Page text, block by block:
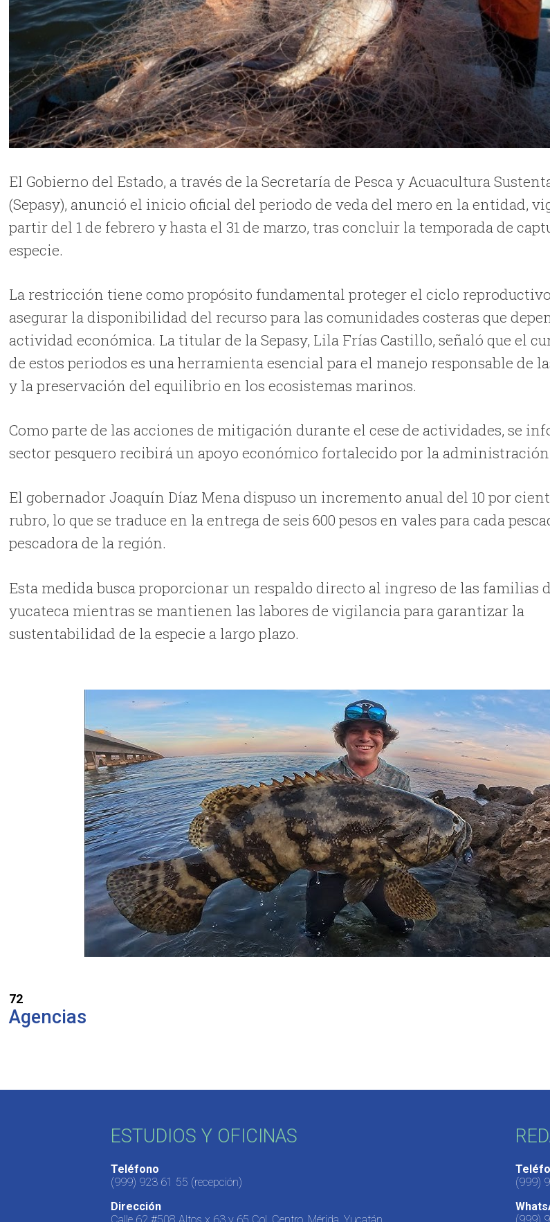
El Gobierno del Estado, a través de la Secretaría de Pesca y Acuacultura
(Sepasy), anunció el inicio oficial del periodo de veda del mero en la entidad,
partir del 1 de febrero y hasta el 31 de marzo, tras concluir la temporada de
especie.
La restricción tiene como propósito fundamental proteger el ciclo
asegurar la disponibilidad del recurso para las comunidades costeras que
actividad económica. La titular de la Sepasy, Lila Frías Castillo, señaló que el
de estos periodos es una herramienta esencial para el manejo responsable de
y la preservación del equilibrio en los ecosistemas marinos.
Como parte de las acciones de mitigación durante el cese de actividades, se
sector pesquero recibirá un apoyo económico fortalecido por la
El gobernador Joaquín Díaz Mena dispuso un incremento anual del 10 por
rubro, lo que se traduce en la entrega de seis 600 pesos en vales para cada
pescadora de la región.
Esta medida busca proporcionar un respaldo directo al ingreso de las familias
yucateca mientras se mantienen las labores de vigilancia para garantizar la
sustentabilidad de la especie a largo plazo.
72
Agencias
ESTUDIOS Y OFICINAS
Teléfono
(999) 923 61 55 (recepción)
Dirección
(999)